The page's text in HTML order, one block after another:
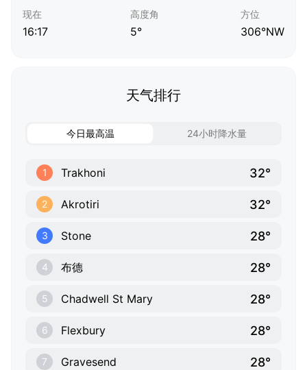
现在
16:17
高度角
5°
方位
306°NW
天气排行
今日最高温 24小时降水量
1 Trakhoni 32°
2 Akrotiri 32°
3 Stone 28°
4 布德 28°
5 Chadwell St Mary 28°
6 Flexbury 28°
7 Gravesend 28°